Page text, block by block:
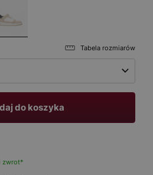
Tabela rozmiarów
do koszyka
zwrot*